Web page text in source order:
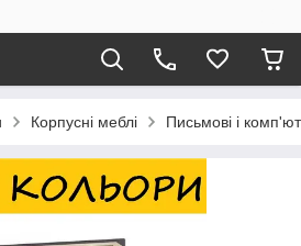
Корпусні меблі Письмові і